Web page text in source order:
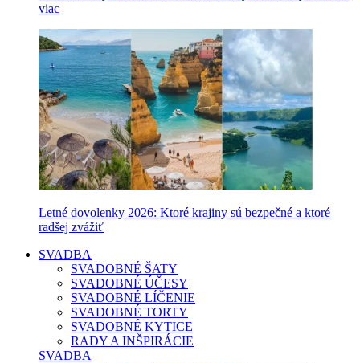
viac
Letné dovolenky 2026: Ktoré krajiny sú bezpečné a ktoré
radšej zvážiť
SVADBA
SVADOBNÉ ŠATY
SVADOBNÉ ÚČESY
SVADOBNÉ LÍČENIE
SVADOBNÉ TORTY
SVADOBNÉ KYTICE
RADY A INŠPIRÁCIE
SVADBA